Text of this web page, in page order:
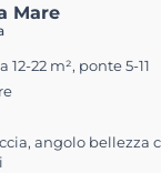
Mare
12-22 m², ponte 5-11
angolo bellezza